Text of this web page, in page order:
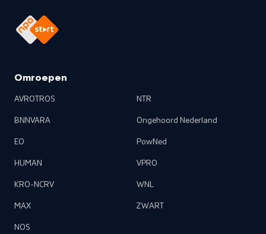
Omroepen
AVROTROS
BNNVARA
EO
HUMAN
KRO-NCRV
MAX
NOS
NTR
Ongehoord Nederland
PowNed
VPRO
WNL
ZWART